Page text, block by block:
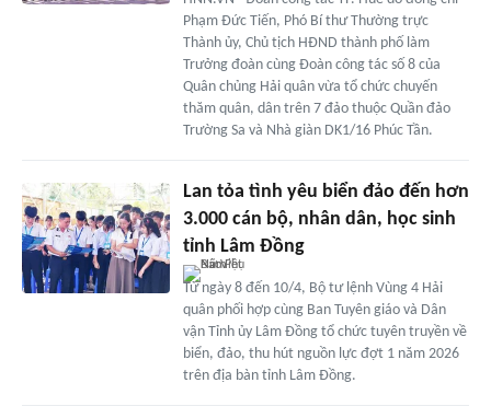
Phạm Đức Tiến, Phó Bí thư Thường trực
Thành ủy, Chủ tịch HĐND thành phố làm
Trưởng đoàn cùng Đoàn công tác số 8 của
Quân chủng Hải quân vừa tổ chức chuyến
thăm quân, dân trên 7 đảo thuộc Quần đảo
Trường Sa và Nhà giàn DK1/16 Phúc Tần.
Lan tỏa tình yêu biển đảo đến hơn
3.000 cán bộ, nhân dân, học sinh
tỉnh Lâm Đồng
Từ ngày 8 đến 10/4, Bộ tư lệnh Vùng 4 Hải
quân phối hợp cùng Ban Tuyên giáo và Dân
vận Tỉnh ủy Lâm Đồng tổ chức tuyên truyền về
biển, đảo, thu hút nguồn lực đợt 1 năm 2026
trên địa bàn tỉnh Lâm Đồng.